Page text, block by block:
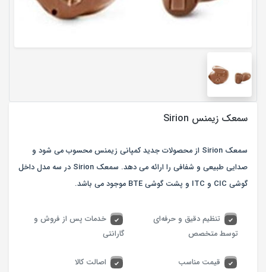
سمعک زیمنس Sirion
سمعک Sirion از محصولات جدید کمپانی زیمنس محسوب می شود و
صدایی طبیعی و شفافی را ارائه می دهد. سمعک Sirion در سه مدل داخل
گوشی CIC و ITC و پشت گوشی BTE موجود می باشد.
تنظیم دقیق و حرفه‌ای
توسط متخصص
خدمات پس از فروش و
گارانتی
قیمت مناسب اصالت کالا